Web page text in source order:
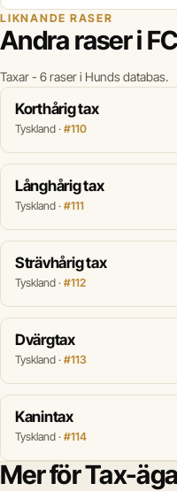
LIKNANDE RASER
Andra raser i
Taxar - 6 raser i Hunds databas.
Korthårig tax
Tyskland · #110
Långhårig tax
Tyskland · #111
Strävhårig tax
Tyskland · #112
Dvärgtax
Tyskland · #113
Kanintax
Tyskland · #114
Mer för Tax-